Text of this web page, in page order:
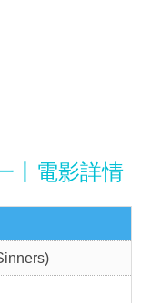
丨電影詳情